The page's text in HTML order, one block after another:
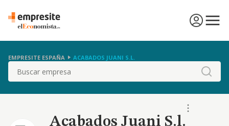
EMPRESITE ESPAÑA ACABADOS JUANI S.L.
Buscar
Acabados Juani S.l.